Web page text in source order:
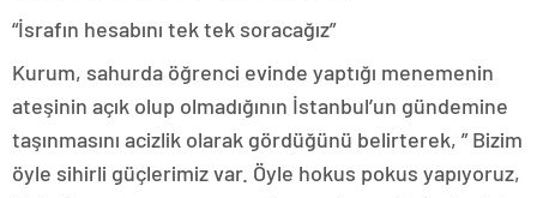
“İsrafın hesabını tek tek soracağız”
Kurum, sahurda öğrenci evinde yaptığı menemenin
ateşinin açık olup olmadığının İstanbul’un gündemine
taşınmasını acizlik olarak gördüğünü belirterek, ” Bizim
öyle sihirli güçlerimiz var. Öyle hokus pokus yapıyoruz,